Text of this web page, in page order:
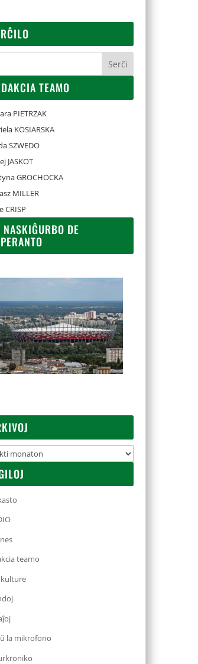
TEAMO
PIETRZAK
KOSIARSKA
SZWEDO
JASKOT
GROCHOCKA
MILLER
CRISP
NASKIĜURBO DE
teamo
la mikrofono